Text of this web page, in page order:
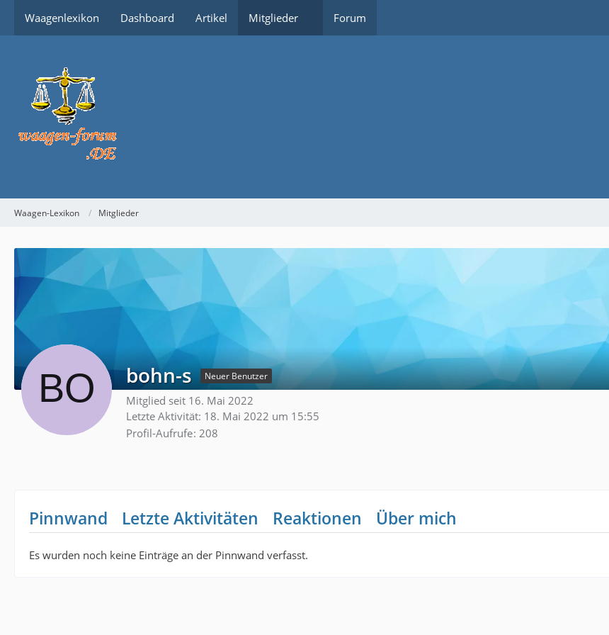
Waagenlexikon Dashboard Artikel Mitglieder Forum
Waagen-Lexikon Mitglieder
bohn-s Neuer Benutzer
Mitglied seit 16. Mai 2022
Letzte Aktivität: 18. Mai 2022 um 15:55
Profil-Aufrufe 208
Pinnwand Letzte Aktivitäten Reaktionen Über mich
Es wurden noch keine Einträge an der Pinnwand verfasst.